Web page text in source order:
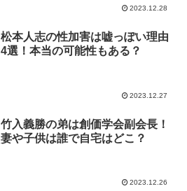
2023.12.28
松本人志の性加害は嘘っぽい理由
4選！本当の可能性もある？
2023.12.27
竹入義勝の弟は創価学会副会長！
妻や子供は誰で自宅はどこ？
2023.12.26